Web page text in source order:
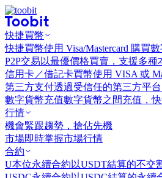
快捷買幣
快捷買幣使用 Visa/Mastercard 購買
P2P交易 以最優價格買賣，支援多種
信用卡／借記卡買幣使用 VISA 或
第三方支付透過受信任的第三方平
數字貨幣充值數字貨幣之間充值，
行情
機會緊跟趨勢，搶佔先機
市場即時掌握市場行情
合約
U本位永續合約 以USDT結算的不交